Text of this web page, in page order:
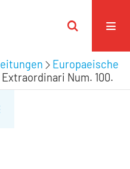
Europaeische
Extraordinari Num. 100.